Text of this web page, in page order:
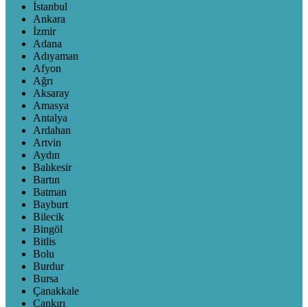
İstanbul
Ankara
İzmir
Adana
Adıyaman
Afyon
Ağrı
Aksaray
Amasya
Antalya
Ardahan
Artvin
Aydın
Balıkesir
Bartın
Batman
Bayburt
Bilecik
Bingöl
Bitlis
Bolu
Burdur
Bursa
Çanakkale
Çankırı